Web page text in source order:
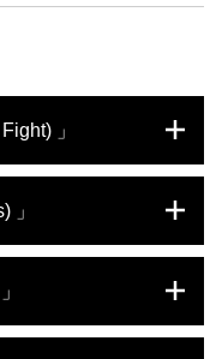
」
げる大興奮のバトルに迫
て牙や爪で戦う百獣の王
んな野獣たちがネコ科最
く、それぞれ天敵ハイエ
」
た！この絶体絶命のピン
の格闘家も顔負けの戦法